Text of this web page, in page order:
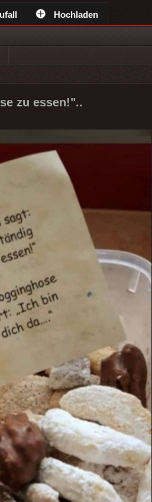
Hochladen
zu essen!"..